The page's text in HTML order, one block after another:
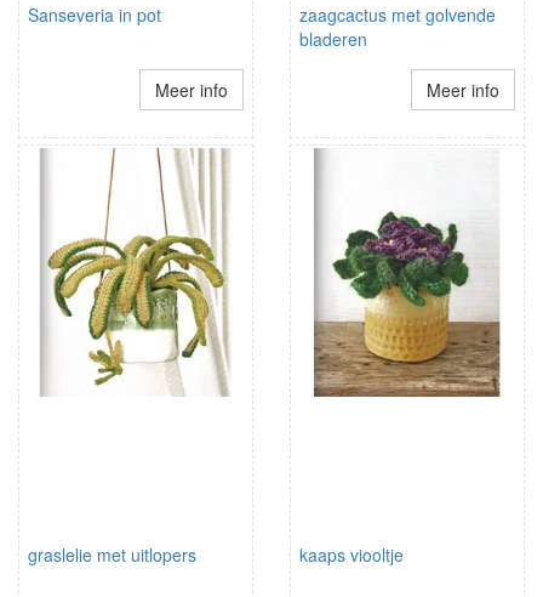
Sanseveria in pot
Meer info
zaagcactus met golvende
bladeren
Meer info
graslelie met uitlopers kaaps viooltje